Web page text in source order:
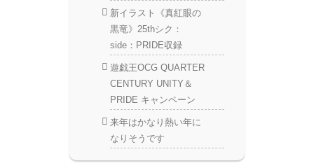
新イラスト《真紅眼の
黒竜》25thシク：
side：PRIDE収録
遊戯王OCG QUARTER
CENTURY UNITY＆
PRIDE キャンペーン
来年はかなり熱い年に
なりそうです